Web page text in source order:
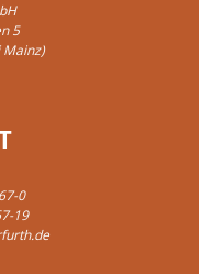
5
Mainz)
0
19